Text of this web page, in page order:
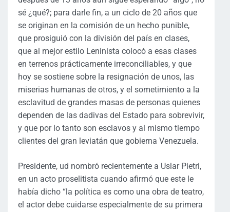
sé ¿qué?; para darle fin, a un ciclo de 20 años que
se originan en la comisión de un hecho punible,
que prosiguió con la división del país en clases,
que al mejor estilo Leninista colocó a esas clases
en terrenos prácticamente irreconciliables, y que
hoy se sostiene sobre la resignación de unos, las
miserias humanas de otros, y el sometimiento a la
esclavitud de grandes masas de personas quienes
dependen de las dadivas del Estado para sobrevivir,
y que por lo tanto son esclavos y al mismo tiempo
clientes del gran leviatán que gobierna Venezuela.
Presidente, ud nombró recientemente a Uslar Pietri,
en un acto proselitista cuando afirmó que este le
había dicho “la política es como una obra de teatro,
el actor debe cuidarse especialmente de su primera